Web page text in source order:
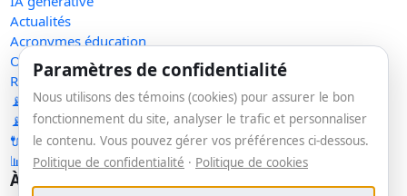
Actualités
Acronymes éducation
Outils gratuits
Raccourcir un lien
📡 RSS — Concentré IA
📡 RSS — Nouveaux outils
🔌 API publique
📊 Statistiques
À propos
Paramètres de confidentialité
Nous utilisons des témoins (cookies) pour assurer le bon
fonctionnement du site, analyser le trafic et personnaliser
le contenu. Vous pouvez gérer vos préférences ci-dessous.
Politique de confidentialité · Politique de cookies